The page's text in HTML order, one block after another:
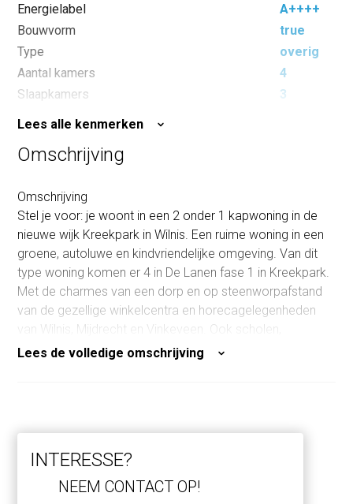
Energielabel
A++++
Bouwvorm
true
Type
overig
Aantal kamers
4
Slaapkamers
3
Lees alle kenmerken
Omschrijving
Omschrijving
Stel je voor: je woont in een 2 onder 1 kapwoning in de
nieuwe wijk Kreekpark in Wilnis. Een ruime woning in een
groene, autoluwe en kindvriendelijke omgeving. Van dit
type woning komen er 4 in De Lanen fase 1 in Kreekpark.
Met de charmes van een dorp en op steenworpafstand
van de gezellige winkelcentra en horecagelegenheden
van Wilnis, Mijdrecht en Vinkeveen. Ook scholen,
kinderopvangcentra en sportgelegenheden liggen op
park vormt het hart van de wijk, waar kinderen spelen en
buren samenkomen voor een praatje. Ruimte en rust zijn
Lees de volledige omschrijving
INTERESSE?
NEEM CONTACT OP!